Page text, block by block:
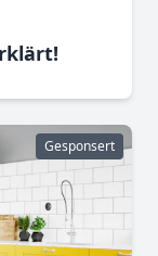
Gesponsert